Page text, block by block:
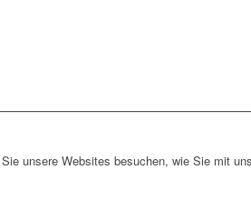
unsere Websites besuchen, wie Sie mit